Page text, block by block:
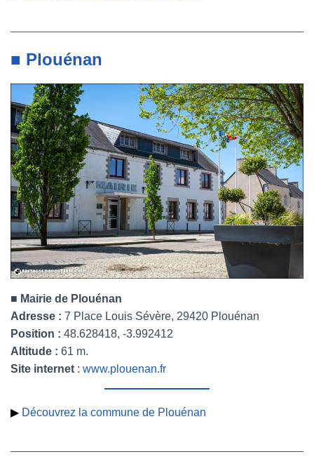
■ Plouénan
■ Mairie de Plouénan
Adresse : 7 Place Louis Sévère, 29420 Plouénan
Position : 48.628418, -3.992412
Altitude : 61 m.
Site internet : www.plouenan.fr
▶ Découvrez la commune de Plouénan